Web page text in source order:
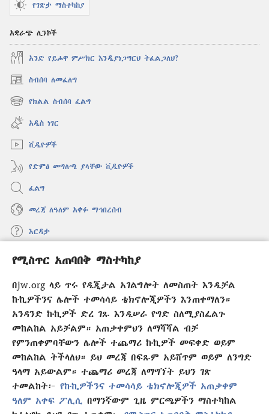
የሚስጥር አጠባበቅ ማስተካከያ
በjw.org ላይ ጥሩ የዲጂታል አገልግሎት ለመስጠት እንዲቻል
ኩኪዎችንና ሌሎች ተመሳሳይ ቴክኖሎጂዎችን እንጠቀማለን።
አንዳንድ ኩኪዎች ድረ ገጹ እንዲሠራ የግድ ስለሚያስፈልጉ
መከልከል አይቻልም። አጠቃቀምህን ለማሻሻል ብቻ
የምንጠቀምባቸውን ሌሎች ተጨማሪ ኩኪዎች መፍቀድ ወይም
መከልከል ትችላለህ። ይህ መረጃ በፍጹም አይሸጥም ወይም ለንግድ
ዓላማ አይውልም። ተጨማሪ መረጃ ለማግኘት ይህን ገጽ
ተመልከት፦ የኩኪዎችንና ተመሳሳይ ቴክኖሎጂዎች አጠቃቀም
ዓለም አቀፍ ፖሊሲ
በማንኛውም ጊዜ ምርጫዎችን ማስተካከል
የገጽታ ማስተካከያ
አቋራጭ ሊንኮች
አንድ የይሖዋ ምሥክር እንዲያነጋግርህ ትፈልጋለህ?
ስብሰባ ለመፈለግ
(አዲስ
ዊንዶው
ክፈት)
የክልል ስብሰባ ፈልግ
(አዲስ
ዊንዶው
ክፈት)
አዲስ ነገር
ቪዲዮዎች
የድምፅ መግለጫ ያላቸው ቪዲዮዎች
ፈልግ
መረጃ ለዓለም አቀፉ ማኅበረሰብ
እርዳታ
መዋጮዎች
(አዲስ
ክፈት)
የመጠበቂያ ግንብ የኢንተርኔት ቤተ መጻሕፍት
(አዲስ
ዊንዶው
ክፈት)
®
(አዲስ
ዊንዶው
®
Copyright © 2026 Watch Tower Bible and Tract Society of Pennsylvania.